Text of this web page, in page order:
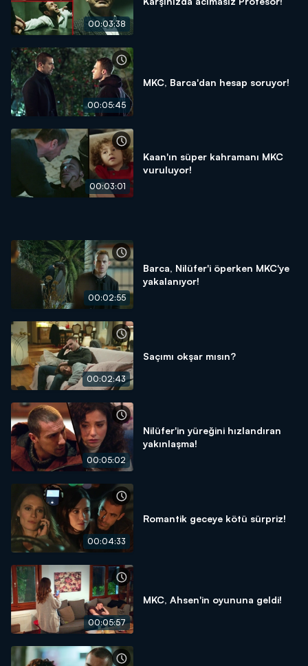
00:03:38
00:05:45
MKC, Barca'dan hesap soruyor!
00:03:01
Kaan'ın süper kahramanı MKC
vuruluyor!
00:02:55
Barca, Nilüfer'i öperken MKC'ye
yakalanıyor!
00:02:43
Saçımı okşar mısın?
00:05:02
Nilüfer'in yüreğini hızlandıran
yakınlaşma!
00:04:33
Romantik geceye kötü sürpriz!
00:05:57
MKC, Ahsen'in oyununa geldi!